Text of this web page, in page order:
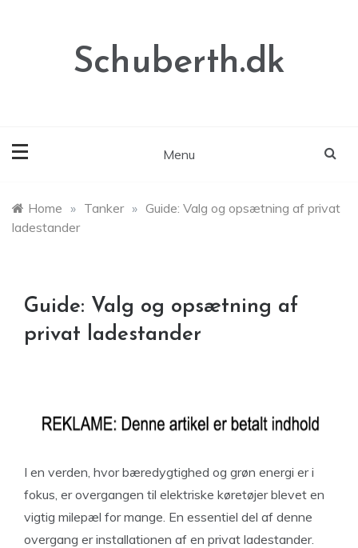
Schuberth.dk
Menu
Home » Tanker » Guide: Valg og opsætning af privat
ladestander
Guide: Valg og opsætning af
privat ladestander
I en verden, hvor bæredygtighed og grøn energi er i
fokus, er overgangen til elektriske køretøjer blevet en
vigtig milepæl for mange. En essentiel del af denne
overgang er installationen af en privat ladestander.